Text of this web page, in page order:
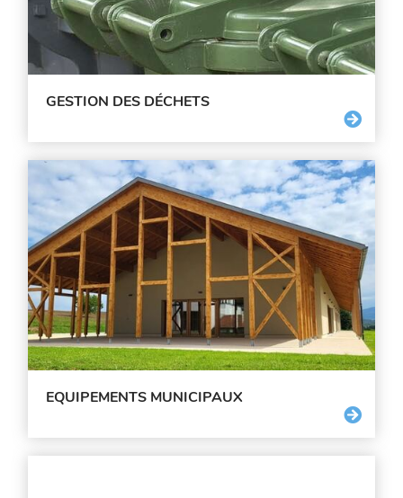
GESTION DES DÉCHETS
EQUIPEMENTS MUNICIPAUX